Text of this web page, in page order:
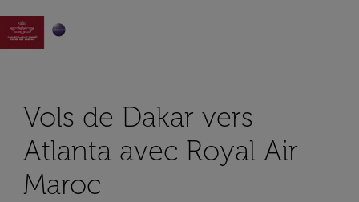

Vols de Dakar vers
Atlanta avec Royal Air
Maroc